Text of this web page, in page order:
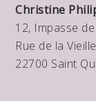
Christine
12, Impasse
Rue de la
22700 Saint